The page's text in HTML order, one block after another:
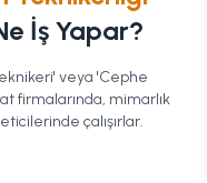
İş Yapar?
veya 'Cephe
firmalarında, mimarlık
çalışırlar.